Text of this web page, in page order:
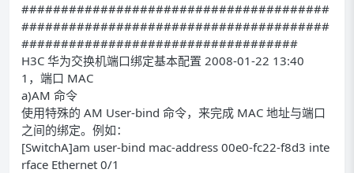
#######################################
#######################################
###################################
H3C 华为交换机端口绑定基本配置 2008-01-22 13:40
1，端口 MAC
a)AM 命令
使用特殊的 AM User-bind 命令，来完成 MAC 地址与端口
之间的绑定。例如：
[SwitchA]am user-bind mac-address 00e0-fc22-f8d3 inte
rface Ethernet 0/1